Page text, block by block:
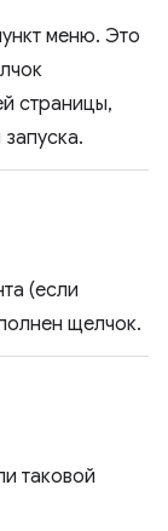
меню. Это
страницы,
(если
щелчок.
таковой